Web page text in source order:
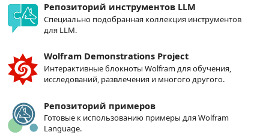
Репозиторий инструментов LLM
Специально подобранная коллекция инструментов
для LLM.
Wolfram Demonstrations Project
Интерактивные блокноты Wolfram для обучения,
исследований, развлечения и многого другого.
Репозиторий примеров
Готовые к использованию примеры для Wolfram
Language.